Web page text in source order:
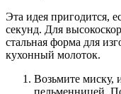
Эта идея пригодится,
секунд. Для
стальная форма для
кухонный молоток.
Возьмите миску,